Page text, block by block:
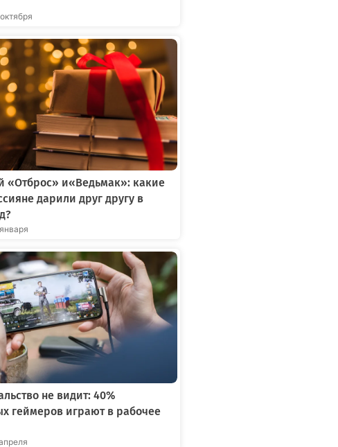
«Отброс» и«Ведьмак»: какие
дарили друг другу в
не видит: 40%
геймеров играют в рабочее